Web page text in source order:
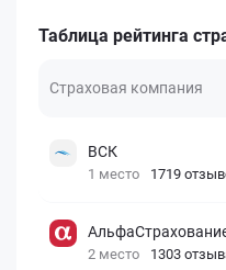
Таблица рейтинга
Страховая компания
ВСК
1 место 1719
2 место 1303